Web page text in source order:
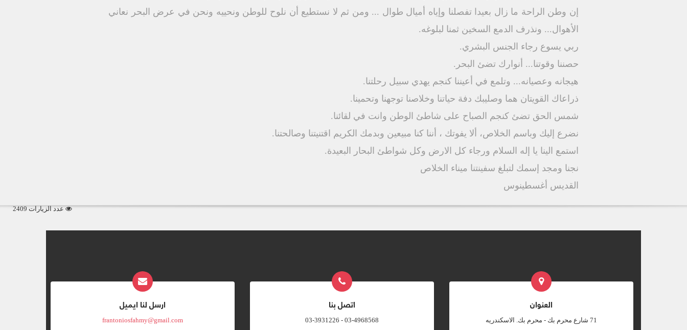
إن وطن الراحة ما زال بعيدا تفصلنا وإياه أميال طوال ... ومن ثم لا نستطيع أن نلوح للوطن ونحييه ونحن في عرض البحر نعاني
الأهوال... ونذرف الدمع السخين ثمنا لبلوغه.
ربي يسوع رجاء الجنس البشري.
حصننا وقوتنا... أنوارك تضئ البحر.
هيجانه وعصيانه... وتلمع في أعيننا كنجم يهدي سبيل رحلتنا.
ذراعاك القويتان هما وصليبك دفة حياتنا وخلاصنا توجهنا وتحمينا.
شمس الحق تضئ كنجم الصباح على شاطئ الوطن وانت في لقائنا.
نضرع إليك وباسم الخلاص، ألا يفوتك ، أننا كنا مبيعين وبدمك الكريم اقتنيتنا وصالحتنا.
استمع الينا يا إله السلام ورجاء كل الارض وكل شواطئ البحار البعيدة.
نجنا ومجد إسمك لتبلغ سفينتنا ميناء الخلاص
القديس أغسطينوس
عدد الزيارات 2409
العنوان
‎71 شارع محرم بك - محرم بك. الاسكندريه
اتصل بنا
03-4968568 - 03-3931226
ارسل لنا ايميل
frantoniosfahmy@gmail.com